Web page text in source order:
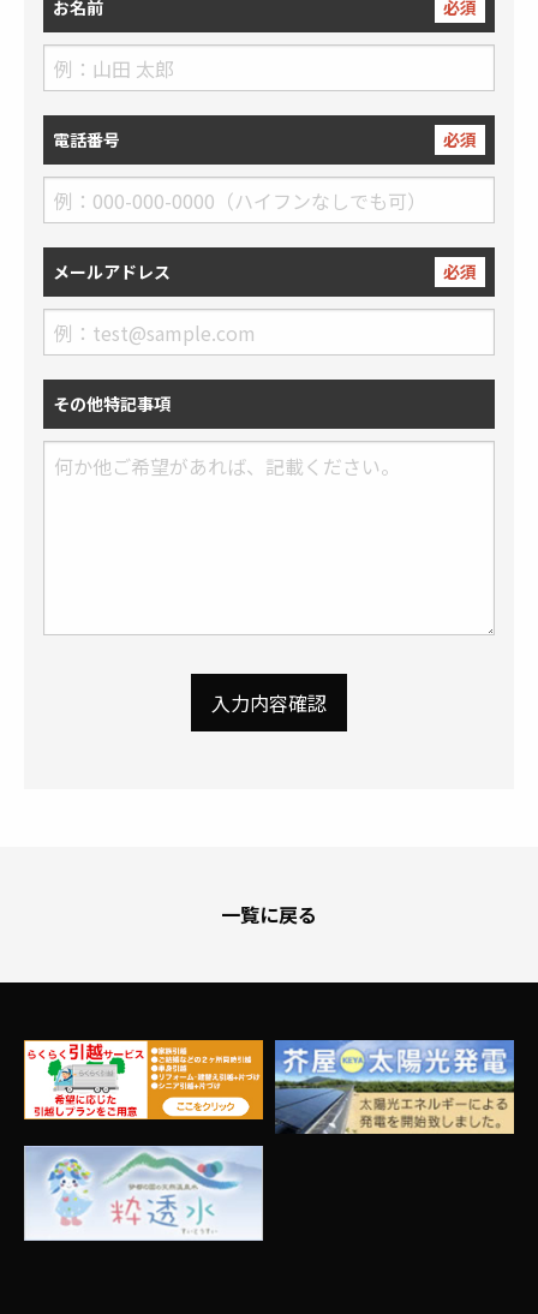
お名前 必須
電話番号 必須
メールアドレス 必須
その他特記事項
入力内容確認
一覧に戻る